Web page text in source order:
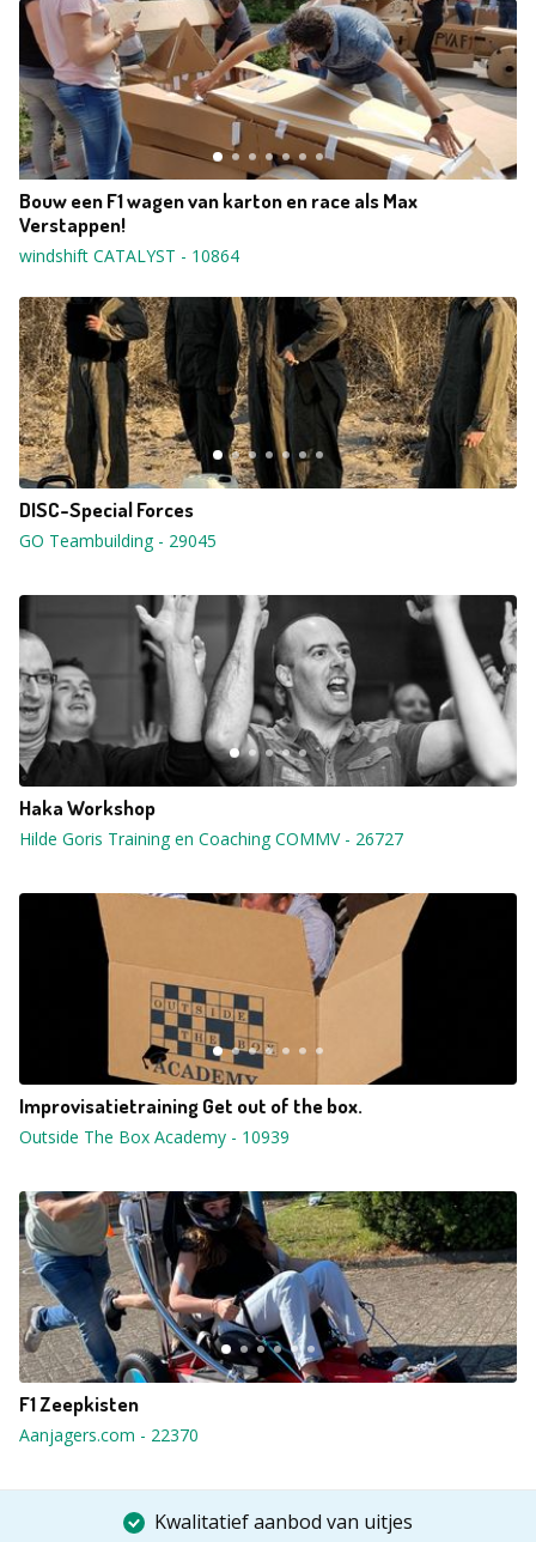
Bouw een F1 wagen van karton en race als Max
Verstappen!
windshift CATALYST - 10864
DISC-Special Forces
GO Teambuilding- 29045
Haka Workshop
Hilde Goris Training en Coaching COMMV- 26727
Improvisatietraining Get out of the box.
Outside The Box Academy - 10939
F1 Zeepkisten
Aanjagers.com - 22370
Kwalitatief aanbod van uitjes